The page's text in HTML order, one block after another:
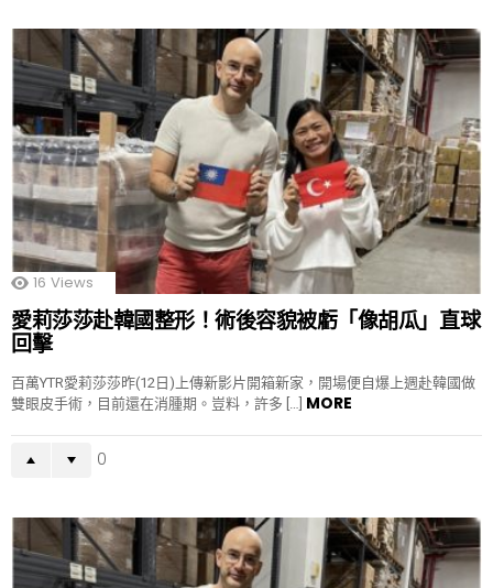
16 Views
愛莉莎莎赴韓國整形！術後容貌被虧「像胡瓜」直球
回擊
百萬YTR愛莉莎莎昨(12日)上傳新影片開箱新家，開場便自爆上週赴韓國做
雙眼皮手術，目前還在消腫期。豈料，許多 […] MORE
0